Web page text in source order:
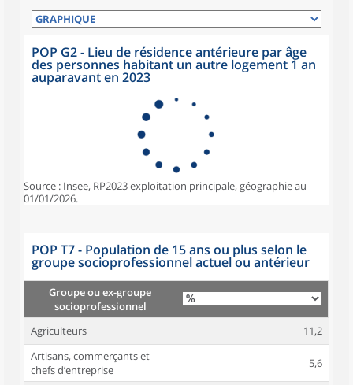
POP G2 - Lieu de résidence antérieure par âge
des personnes habitant un autre logement 1 an
auparavant en 2023
Source : Insee, RP2023 exploitation principale, géographie au
01/01/2026.
POP T7 - Population de 15 ans ou plus selon le
groupe socioprofessionnel actuel ou antérieur
Groupe ou ex-groupe
socioprofessionnel
Agriculteurs
11,2
Artisans, commerçants et
chefs d’entreprise
5,6